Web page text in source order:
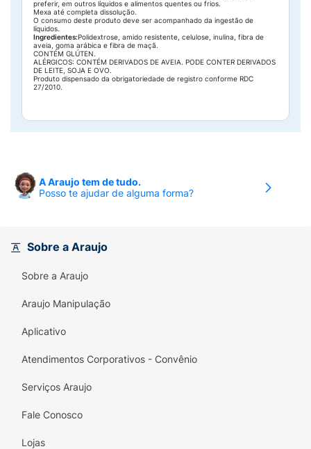
preferir, em outros líquidos e alimentos quentes ou frios.
Mexa até completa dissolução.
O consumo deste produto deve ser acompanhado da ingestão de
líquidos.
Ingredientes:Polidextrose, amido resistente, celulose, inulina, fibra de
aveia, goma arábica e fibra de maçã.
CONTÉM GLÚTEN.
ALÉRGICOS: CONTÉM DERIVADOS DE AVEIA. PODE CONTER DERIVADOS
DE LEITE, SOJA E OVO.
Produto dispensado da obrigatoriedade de registro conforme RDC
27/2010.
A Araujo tem de tudo.
Posso te ajudar de alguma forma?
Sobre a Araujo
Sobre a Araujo
Araujo Manipulação
Aplicativo
Atendimentos Corporativos - Convênio
Serviços Araujo
Fale Conosco
Lojas